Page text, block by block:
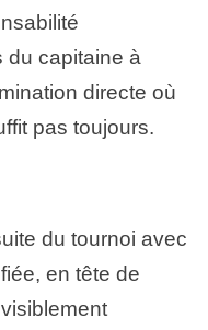
du capitaine à
directe où
pas toujours.
du tournoi avec
en tête de